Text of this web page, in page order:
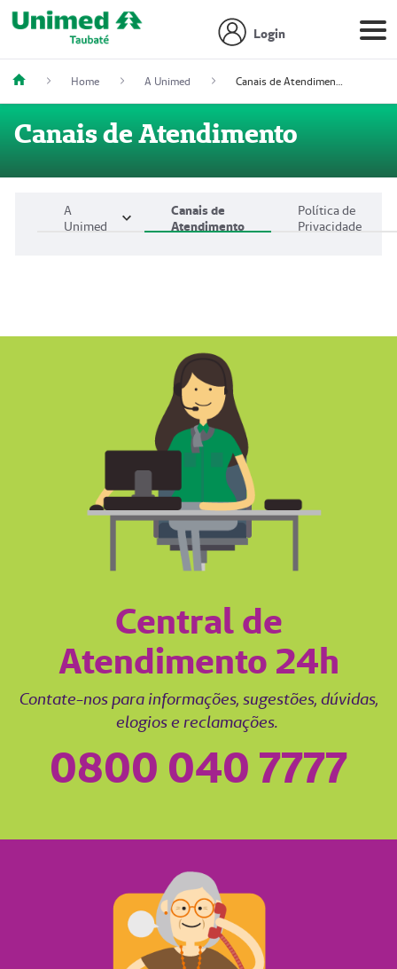
Login
Home A Unimed Canais de Atendimento
Canais de Atendimento
A
Unimed
Canais de
Atendimento
Política de
Privacidade
Central de
Atendimento 24h
Contate-nos para informações, sugestões, dúvidas,
elogios e reclamações.
0800 040 7777